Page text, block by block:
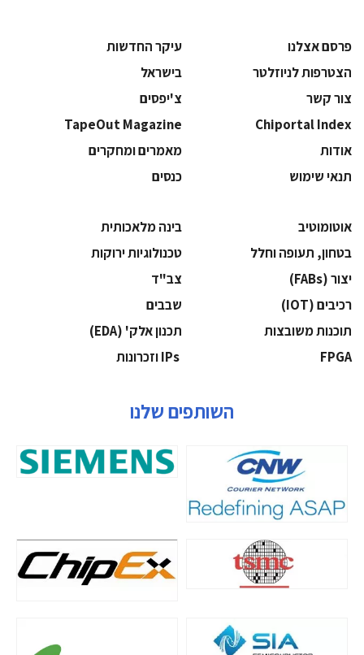
פרסם אצלנו
עיקר החדשות
הצטרפות לניוזלטר
בישראל
צור קשר
צ'יפסים
Chiportal Index
TapeOut Magazine
אודות
מאמרים ומחקרים
תנאי שימוש
כנסים
אוטומוטיב
בינה מלאכותית
בטחון, תעופה וחלל
‫טכנולוגיות ירוקות‬
‫יצור (‪(FABs‬‬
‫צב"ד‬
‫רכיבים‬ (IOT)
‫שבבים‬
‫תוכנות משובצות‬
‫תכנון אלק' (‪(EDA‬‬
‫‪FPGA‬‬
השותפים שלנו